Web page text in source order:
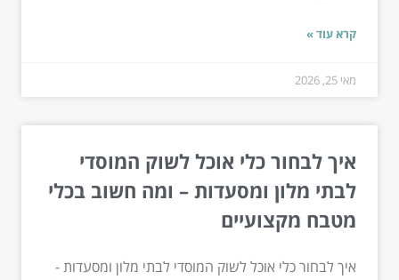
קרא עוד »
מאי 25, 2026
איך לבחור כלי אוכל לשוק המוסדי
לבתי מלון ומסעדות – ומה חשוב בכלי
מטבח מקצועיים
איך לבחור כלי אוכל לשוק המוסדי לבתי מלון ומסעדות -